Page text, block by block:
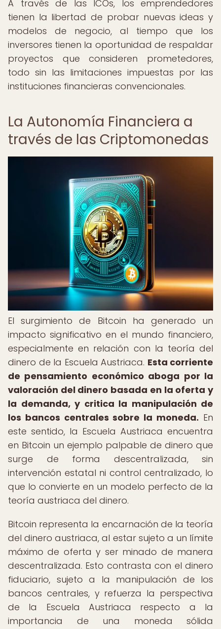
A través de las ICOs, los emprendedores
tienen la libertad de probar nuevas ideas y
modelos de negocio, al tiempo que los
inversores tienen la oportunidad de respaldar
proyectos que consideren prometedores,
todo sin las limitaciones impuestas por las
instituciones financieras convencionales.
La Autonomía Financiera a
través de las Criptomonedas
El surgimiento de Bitcoin ha generado un
impacto significativo en el mundo financiero,
especialmente en relación con la teoría del
dinero de la Escuela Austriaca. Esta corriente
de pensamiento económico aboga por la
valoración del dinero basada en la oferta y
la demanda, y critica la manipulación de
los bancos centrales sobre la moneda. En
este sentido, la Escuela Austriaca encuentra
en Bitcoin un ejemplo palpable de dinero que
surge de forma descentralizada, sin
intervención estatal ni control centralizado, lo
que lo convierte en un modelo perfecto de la
teoría austriaca del dinero.
Bitcoin representa la encarnación de la teoría
del dinero austriaca, al estar sujeto a un límite
máximo de oferta y ser minado de manera
descentralizada. Esto contrasta con el dinero
fiduciario, sujeto a la manipulación de los
bancos centrales, y refuerza la perspectiva
de la Escuela Austriaca respecto a la
importancia de una moneda sólida